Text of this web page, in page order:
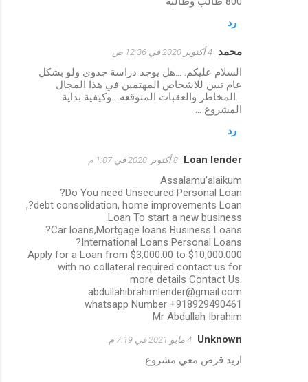
رد
محمد 4 أكتوبر 2020 في 12:36 ص
السلام عليكم. ...هل يوجد دراسة جدوى ولو بشكل
عام تبين للاشخاص المهتمين في هذا المجال
...المخاطر والعقبات المتوقعه....وكيفية بداية
المشروع ...
رد
Loan lender 8 أكتوبر 2020 في 1:07 م
Assalamu'alaikum
Do You need Unsecured Personal Loan?
debt consolidation, home improvements Loan?,
Loan To start a new business.
Car loans,Mortgage loans Business Loans?
International Loans Personal Loans?
Apply for a Loan from $3,000.00 to $10,000.000
with no collateral required contact us for
more details Contact Us.
abdullahibrahimlender@gmail.com
whatsapp Number +918929490461
Mr Abdullah Ibrahim
Unknown 4 مايو 2021 في 7:19 م
اريد قرض معي مشروع